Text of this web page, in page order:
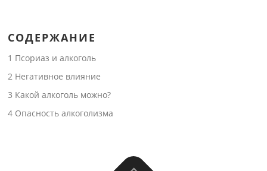
СОДЕРЖАНИЕ
1 Псориаз и алкоголь
2 Негативное влияние
3 Какой алкоголь можно?
4 Опасность алкоголизма